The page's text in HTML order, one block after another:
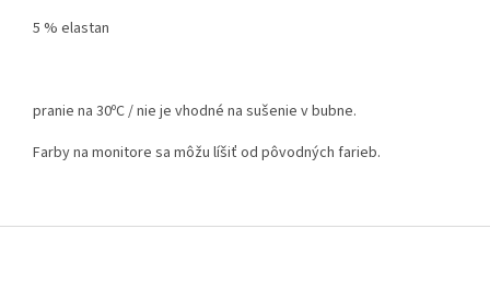
5 % elastan
pranie na 30ºC / nie je vhodné na sušenie v bubne.
Farby na monitore sa môžu líšiť od pôvodných farieb.